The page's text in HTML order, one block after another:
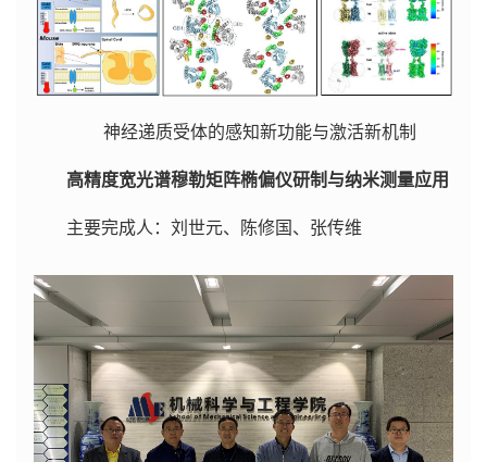
神经递质受体的感知新功能与激活新机制
高精度宽光谱穆勒矩阵椭偏仪研制与纳米测量应用
主要完成人：刘世元、陈修国、张传维